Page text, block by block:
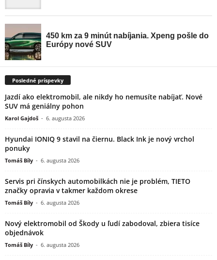
Posledné príspevky
Jazdí ako elektromobil, ale nikdy ho nemusíte nabíjať. Nové
SUV má geniálny pohon
Karol Gajdoš - 6. augusta 2026
Hyundai IONIQ 9 stavil na čiernu. Black Ink je nový vrchol
ponuky
Tomáš Bíly - 6. augusta 2026
Servis pri čínskych automobilkách nie je problém, TIETO
značky opravia v takmer každom okrese
Tomáš Bíly - 6. augusta 2026
Nový elektromobil od Škody u ľudí zabodoval, zbiera tisíce
objednávok
Tomáš Bíly - 6. augusta 2026